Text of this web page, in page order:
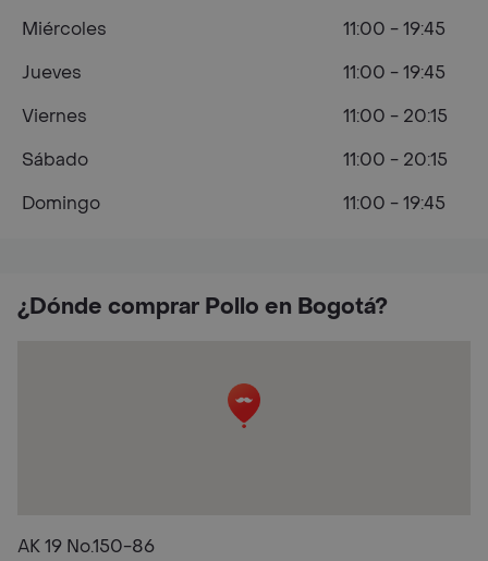
¿Dónde comprar Pollo en Bogotá?
AK 19 No.150-86
Miércoles
11:00 - 19:45
Jueves
11:00 - 19:45
Viernes
11:00 - 20:15
Sábado
11:00 - 20:15
Domingo
11:00 - 19:45